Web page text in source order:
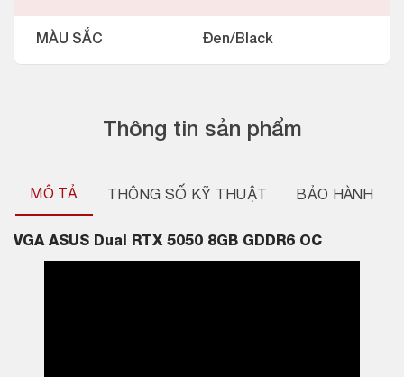
Thông tin sản phẩm
MÔ TẢ THÔNG SỐ KỸ THUẬT BẢO HÀNH
VGAASUS Dual RTX 5050 8GB GDDR6 OC
MÀU SẮC Đen/Black